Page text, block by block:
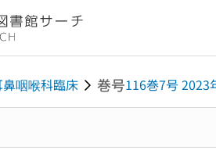
咽喉科臨床 巻号116巻7号 2023